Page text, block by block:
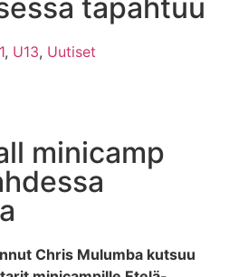
tapahtuu
, U13, Uutiset
minicamp
Chris Mulumba kutsuu